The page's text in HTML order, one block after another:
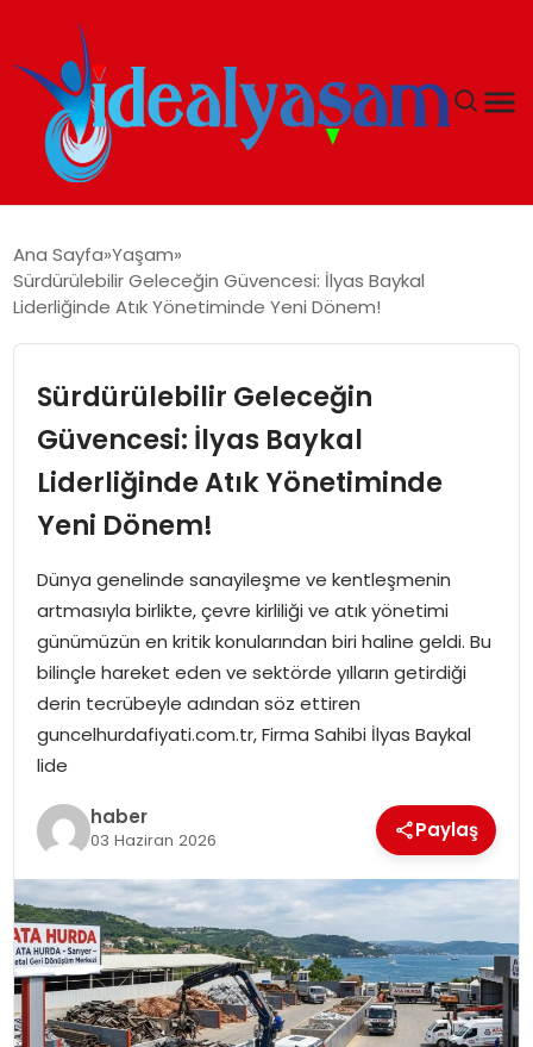
GÜNDEM
İDEAL SPOR
MAGAZIN
SAĞLIK
SOSYAL HABER
Ana Sayfa Yaşam
Sürdürülebilir Geleceğin Güvencesi: İlyas Baykal
Liderliğinde Atık Yönetiminde Yeni Dönem!
Sürdürülebilir Geleceğin
Güvencesi: İlyas Baykal
Liderliğinde Atık Yönetiminde
Yeni Dönem!
Dünya genelinde sanayileşme ve kentleşmenin
artmasıyla birlikte, çevre kirliliği ve atık yönetimi
günümüzün en kritik konularından biri haline geldi. Bu
bilinçle hareket eden ve sektörde yılların getirdiği
derin tecrübeyle adından söz ettiren
guncelhurdafiyati.com.tr, Firma Sahibi İlyas Baykal
lide
haber
03 Haziran 2026 Paylaş